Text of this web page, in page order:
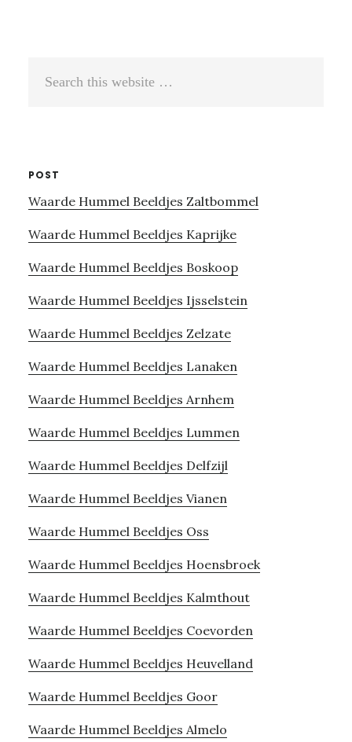
POST
Waarde Hummel Beeldjes Zaltbommel
Waarde Hummel Beeldjes Kaprijke
Waarde Hummel Beeldjes Boskoop
Waarde Hummel Beeldjes Ijsselstein
Waarde Hummel Beeldjes Zelzate
Waarde Hummel Beeldjes Lanaken
Waarde Hummel Beeldjes Arnhem
Waarde Hummel Beeldjes Lummen
Waarde Hummel Beeldjes Delfzijl
Waarde Hummel Beeldjes Vianen
Waarde Hummel Beeldjes Oss
Waarde Hummel Beeldjes Hoensbroek
Waarde Hummel Beeldjes Kalmthout
Waarde Hummel Beeldjes Coevorden
Waarde Hummel Beeldjes Heuvelland
Waarde Hummel Beeldjes Goor
Waarde Hummel Beeldjes Almelo